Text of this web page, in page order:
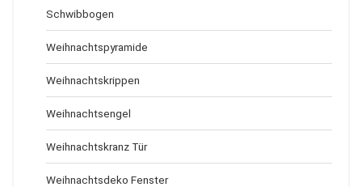
Schwibbogen
Weihnachtspyramide
Weihnachtskrippen
Weihnachtsengel
Weihnachtskranz Tür
Weihnachtsdeko Fenster